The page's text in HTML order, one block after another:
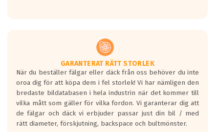
Vid körning i över 50km/h brukar
rullmotståndets ljud överträffa
motorljudet.
På däckmärkningen kommer det finnas
en symbol av ett däck med vågar. Hög
bullernivå markeras med svarta vågor
medans de vita vågorna påvisar om det är
ett tyst däck.
GARANTERAT RÄTT STORLEK
När du beställer fälgar eller däck från oss behöver du inte
oroa dig för att köpa dem i fel storlek! Vi har nämligen den
bredaste bildatabasen i hela industrin när det kommer till
vilka mått som gäller för vilka fordon. Vi garanterar dig att
de fälgar och däck vi erbjuder passar just din bil / med
rätt diameter, förskjutning, backspace och bultmönster.